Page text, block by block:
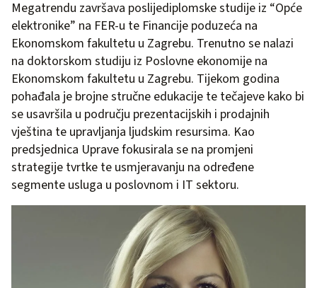
Megatrendu završava poslijediplomske studije iz “Opće
elektronike” na FER-u te Financije poduzeća na
Ekonomskom fakultetu u Zagrebu. Trenutno se nalazi
na doktorskom studiju iz Poslovne ekonomije na
Ekonomskom fakultetu u Zagrebu. Tijekom godina
pohađala je brojne stručne edukacije te tečajeve kako bi
se usavršila u području prezentacijskih i prodajnih
vještina te upravljanja ljudskim resursima. Kao
predsjednica Uprave fokusirala se na promjeni
strategije tvrtke te usmjeravanju na određene
segmente usluga u poslovnom i IT sektoru.